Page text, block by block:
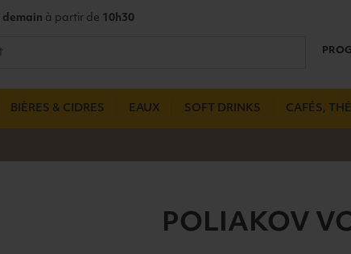
demain à partir de 10h30
BIÈRES & CIDRES EAUX SOFT DRINKS CAFÉS,
POLIAKOV